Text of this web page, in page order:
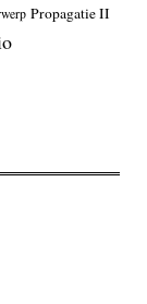
Propagatie II